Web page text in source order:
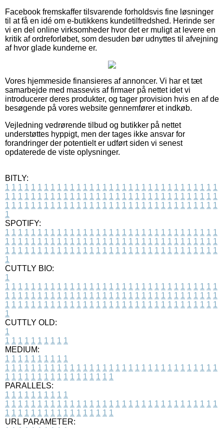
Facebook fremskaffer tilsvarende forholdsvis fine løsninger
til at få en idé om e-butikkens kundetilfredshed. Herinde ser
vi en del online virksomheder hvor det er muligt at levere en
kritik af ordreforløbet, som desuden bør udnyttes til afvejning
af hvor glade kunderne er.
Vores hjemmeside finansieres af annoncer. Vi har et tæt
samarbejde med massevis af firmaer på nettet idet vi
introducerer deres produkter, og tager provision hvis en af de
besøgende på vores website gennemfører et indkøb.
Vejledning vedrørende tilbud og butikker på nettet
understøttes hyppigt, men der tages ikke ansvar for
forandringer der potentielt er udført siden vi senest
opdaterede de viste oplysninger.
BITLY:
1 1 1 1 1 1 1 1 1 1 1 1 1 1 1 1 1 1 1 1 1 1 1 1 1 1 1 1 1 1 1 1 1
1 1 1 1 1 1 1 1 1 1 1 1 1 1 1 1 1 1 1 1 1 1 1 1 1 1 1 1 1 1 1 1 1
1 1 1 1 1 1 1 1 1 1 1 1 1 1 1 1 1 1 1 1 1 1 1 1 1 1 1 1 1 1 1 1 1
1
SPOTIFY:
1 1 1 1 1 1 1 1 1 1 1 1 1 1 1 1 1 1 1 1 1 1 1 1 1 1 1 1 1 1 1 1 1
1 1 1 1 1 1 1 1 1 1 1 1 1 1 1 1 1 1 1 1 1 1 1 1 1 1 1 1 1 1 1 1 1
1 1 1 1 1 1 1 1 1 1 1 1 1 1 1 1 1 1 1 1 1 1 1 1 1 1 1 1 1 1 1 1 1
1
CUTTLY BIO:
1
1 1 1 1 1 1 1 1 1 1 1 1 1 1 1 1 1 1 1 1 1 1 1 1 1 1 1 1 1 1 1 1 1
1 1 1 1 1 1 1 1 1 1 1 1 1 1 1 1 1 1 1 1 1 1 1 1 1 1 1 1 1 1 1 1 1
1 1 1 1 1 1 1 1 1 1 1 1 1 1 1 1 1 1 1 1 1 1 1 1 1 1 1 1 1 1 1 1 1
1
CUTTLY OLD:
1
1 1 1 1 1 1 1 1 1 1
MEDIUM:
1 1 1 1 1 1 1 1 1 1
1 1 1 1 1 1 1 1 1 1 1 1 1 1 1 1 1 1 1 1 1 1 1 1 1 1 1 1 1 1 1 1 1
1 1 1 1 1 1 1 1 1 1 1 1 1 1 1 1 1
PARALLELS:
1 1 1 1 1 1 1 1 1 1
1 1 1 1 1 1 1 1 1 1 1 1 1 1 1 1 1 1 1 1 1 1 1 1 1 1 1 1 1 1 1 1 1
1 1 1 1 1 1 1 1 1 1 1 1 1 1 1 1 1
URL PARAMETER: